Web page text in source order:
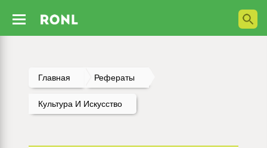
Главная Рефераты
Культура И Искусство